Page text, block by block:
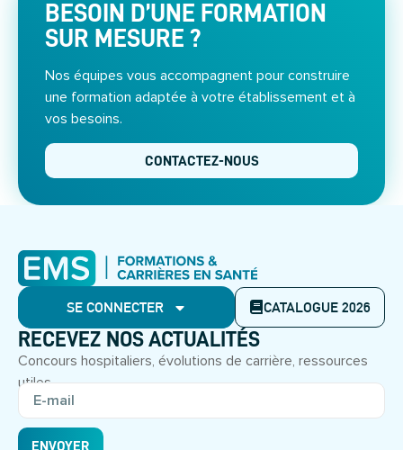
BESOIN D’UNE FORMATION
SUR MESURE ?
Nos équipes vous accompagnent pour construire
une formation adaptée à votre établissement et à
vos besoins.
CONTACTEZ-NOUS
SE CONNECTER CATALOGUE 2026
RECEVEZ NOS ACTUALITÉS
Concours hospitaliers, évolutions de carrière, ressources
utiles.
ENVOYER